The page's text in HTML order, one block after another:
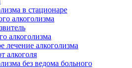
в стационаре
алкоголизма
алкоголизма
лечение алкоголизма
алкоголя
без ведома больного